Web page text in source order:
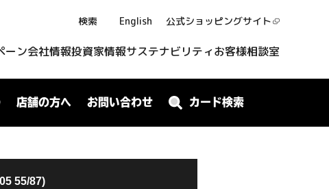
検索 English 公式ショッピングサイト
ーン会社情報投資家情報サステナビリティお客様相談室
店舗の方へ お問い合わせ カード検索
55/87)